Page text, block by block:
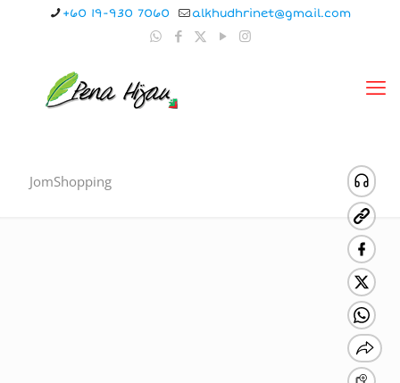
+60 19-930 7060 alkhudhrinet@gmail.com
JomShopping